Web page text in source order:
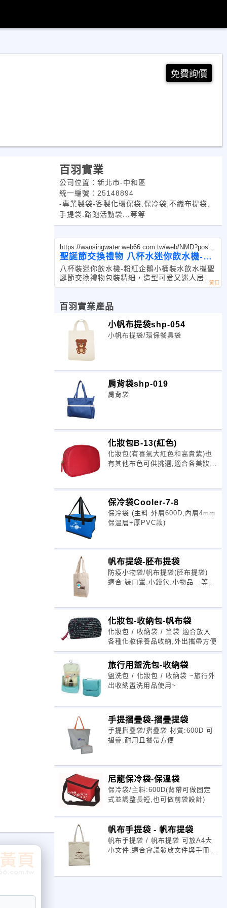
免費詢價
百羽實業
公司位置：新北市-中和區
統一編號：25148894
-專業製袋-客製化環保袋,保冷袋,不織布提袋,
手提袋.路跑活動袋...等等
https://wansingwater.web66.com.tw/web/NMD?postId
=1002178
聖誕節交換禮物 八杯水迷你飲水機-粉
紅色企鵝
八杯裝迷你飲水機-粉紅企鵝小桶裝水飲水機聖
誕節交換禮物包裝精細，造型可爱又迷人居家
自用，店内擺設，宿舍裝飾，辦公相伴都可
百羽實業產品
小帆布提袋shp-054
小帆布提袋/環保餐具袋
肩背袋shp-019
肩背袋
化妝包B-13(紅色)
化妝包(有喜氣大紅色和高貴紫)也
有其他布色可供挑選,適合各美妝產
保冷袋Cooler-7-8
保冷袋 (主料:外層600D,內層4mm
保溫層+厚PVC款)
帆布提袋-胚布提袋
防疫小物袋/帆布提袋(胚布提袋)
適合:裝口罩,小錢包,小物品...等等
化妝包-收納包-帆布袋
化妝包 / 收納袋 / 筆袋 適合放入
各種化妝保養品收納,外出攜帶方便
旅行用盥洗包-收納袋
盥洗包 / 化妝包 / 收納袋 ~旅行外
出收納盥洗用品使用~
手提摺疊袋-摺疊提袋
手提摺疊袋/摺疊袋 材質:600D 可
摺疊,耐用且攜帶方便
尼龍保冷袋-保溫袋
保冷袋/主料:600D(背帶可做固定
式並調整長短,也可做前袋設計)
帆布手提袋 - 帆布提袋
帆布手提袋 / 帆布提袋 可放A4大
小文件,適合會議發放文件與手冊